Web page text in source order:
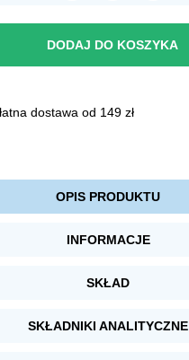
Rice
DODAJ DO KOSZYKA
dostawa od 149 zł
OPIS PRODUKTU
INFORMACJE
SKŁAD
SKŁADNIKI ANALITYCZNE